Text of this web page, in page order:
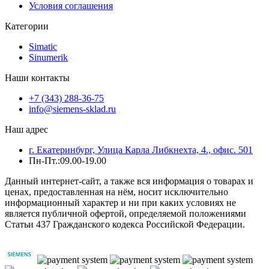
Условия соглашения
Категории
Simatic
Sinumerik
Наши контакты
+7 (343) 288-36-75
info@siemens-sklad.ru
Наш адрес
г. Екатеринбург, Улица Карла Либкнехта, 4., офис. 501
Пн-Пт.:09.00-19.00
Данный интернет-сайт, а также вся информация о товарах и
ценах, предоставленная на нём, носит исключительно
информационный характер и ни при каких условиях не
является публичной офертой, определяемой положениями
Статьи 437 Гражданского кодекса Российской Федерации.